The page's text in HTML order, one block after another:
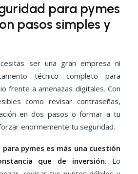
para pymes
pasos simples y
ser una gran empresa ni
técnico completo para
frente a amenazas digitales. Con
como revisar contraseñas,
en dos pasos o formar a tu
enormemente tu seguridad.
pymes es más una cuestión
que de inversión. Lo